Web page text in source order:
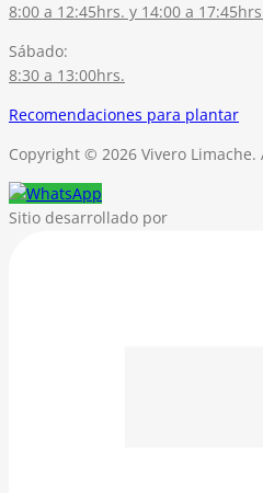
8:00 a 12:45hrs. y 14:00 a
Sábado:
8:30 a 13:00hrs.
Recomendaciones para plantar
Copyright © 2026 Vivero
Sitio desarrollado por